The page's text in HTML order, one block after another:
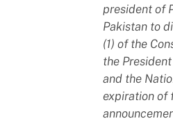
president of
Pakistan to
(1) of the
the
and the
expiration of